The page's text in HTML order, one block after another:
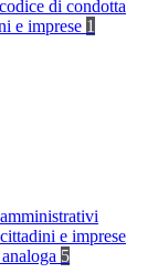
di condotta
e imprese 1
e imprese
5